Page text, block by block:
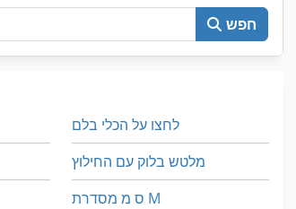
חפש
לחצו על הכלי בלם
מלטש בלוק עם החילוץ
ס מ מסדרת M